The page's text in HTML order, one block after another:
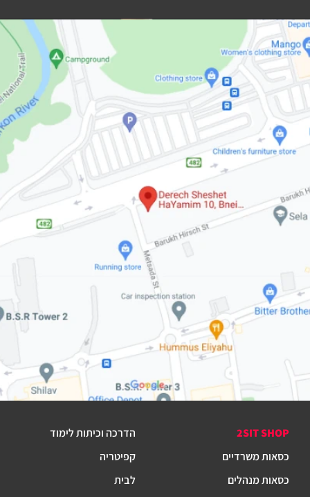
2SIT SHOP
כסאות משרדיים
כסאות מנהלים
הדרכה וכיתות לימוד
קפיטריה
לבית